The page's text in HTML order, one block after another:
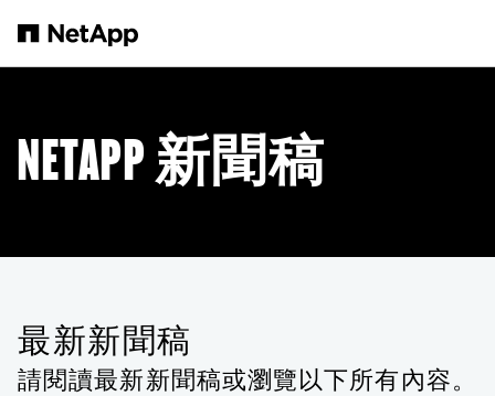
NETAPP 新聞稿
最新新聞稿
請閱讀最新新聞稿或瀏覽以下所有內容。